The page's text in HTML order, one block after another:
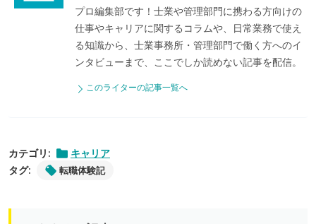
プロ編集部です！士業や管理部門に携わる方向けの
仕事やキャリアに関するコラムや、日常業務で使え
る知識から、士業事務所・管理部門で働く方へのイ
ンタビューまで、ここでしか読めない記事を配信。
このライターの記事一覧へ
カテゴリ:
キャリア
タグ:
転職体験記